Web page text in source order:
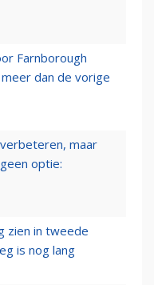
Farnborough
dan de vorige
maar
optie:
zien in tweede
is nog lang